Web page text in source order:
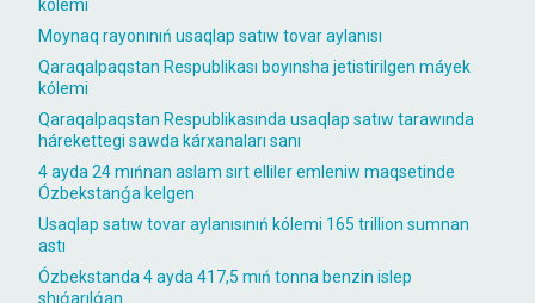
kólemi
Moynaq rayonınıń usaqlap satıw tovar aylanısı
Qaraqalpaqstan Respublikası boyınsha jetistirilgen máyek
kólemi
Qaraqalpaqstan Respublikasında usaqlap satıw tarawında
hárekettegi sawda kárxanaları sanı
4 ayda 24 mıńnan aslam sırt elliler emleniw maqsetinde
Ózbekstanǵa kelgen
Usaqlap satıw tovar aylanısınıń kólemi 165 trillion sumnan
astı
Ózbekstanda 4 ayda 417,5 mıń tonna benzin islep
shıǵarılǵan